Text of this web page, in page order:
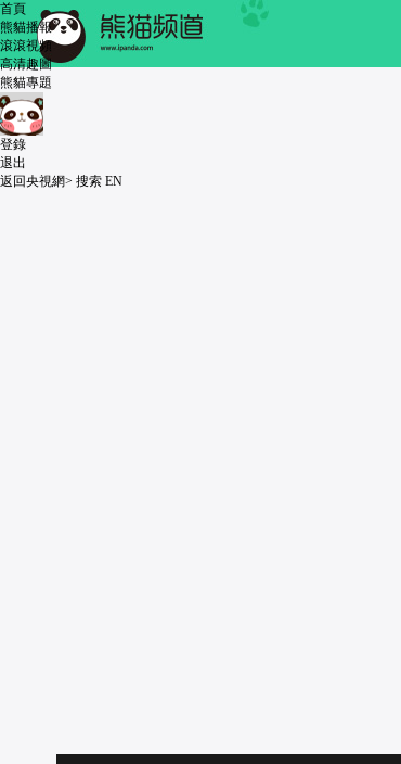
首頁
熊貓播報
滾滾視頻
高清趣圖
熊貓專題
登錄
退出
返回央視網> 搜索 EN